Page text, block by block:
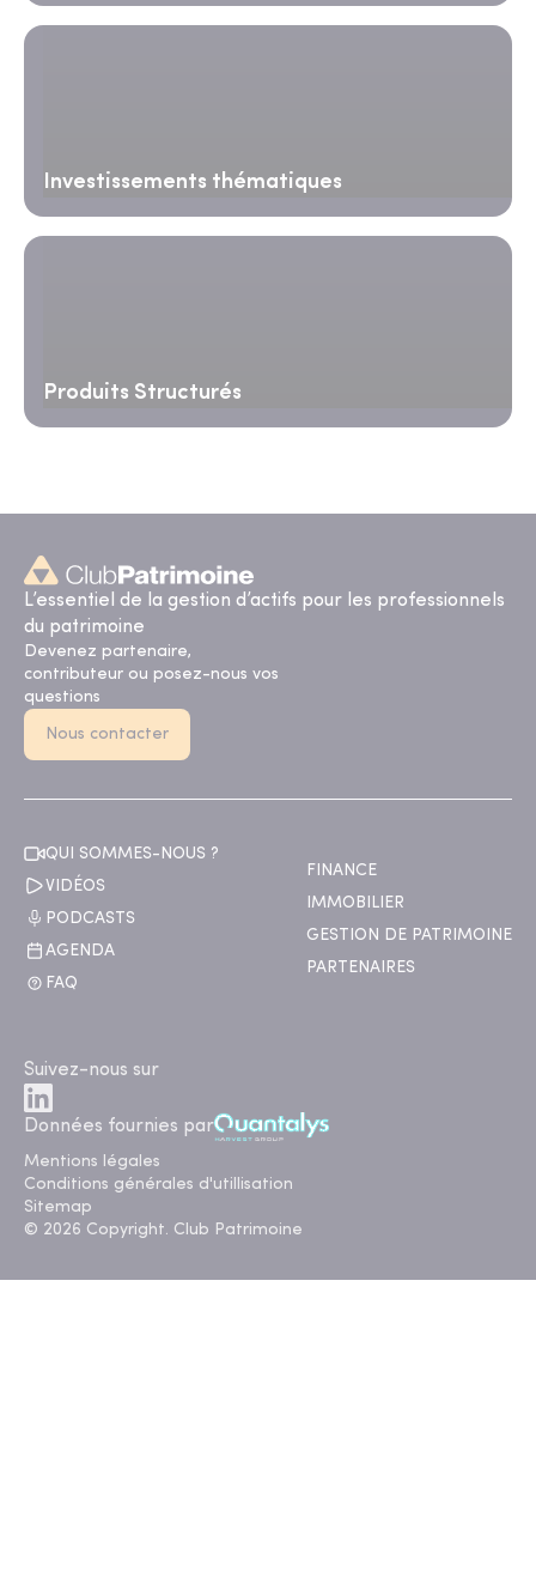
Investissements thématiques
Produits Structurés
L’essentiel de la gestion d’actifs pour les professionnels
du patrimoine
Devenez partenaire,
contributeur ou posez-nous vos
questions
Nous contacter
QUI SOMMES-NOUS ?
VIDÉOS
PODCASTS
AGENDA
FAQ
FINANCE
IMMOBILIER
GESTION DE PATRIMOINE
PARTENAIRES
Suivez-nous sur
Données fournies par
Mentions légales
Conditions générales d'utillisation
Sitemap
© 2026 Copyright. Club Patrimoine